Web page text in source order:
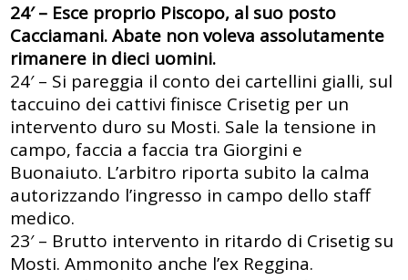
24′ – Esce proprio Piscopo, al suo posto
Cacciamani. Abate non voleva assolutamente
rimanere in dieci uomini.
24′ – Si pareggia il conto dei cartellini gialli, sul
taccuino dei cattivi finisce Crisetig per un
intervento duro su Mosti. Sale la tensione in
campo, faccia a faccia tra Giorgini e
Buonaiuto. L’arbitro riporta subito la calma
autorizzando l’ingresso in campo dello staff
medico.
23′ – Brutto intervento in ritardo di Crisetig su
Mosti. Ammonito anche l’ex Reggina.